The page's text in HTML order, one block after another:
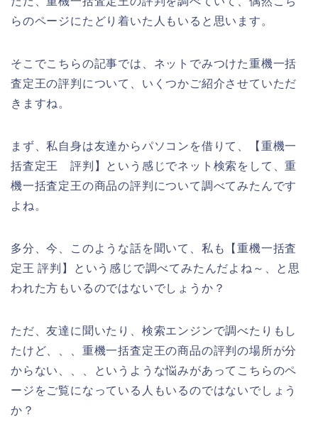
らのページにたどり着いた人もいると思います。
そこでこちらの記事では、ネットでみつけた重機一括
査定王の評判について、いくつかご紹介させていただ
きますね。
まず、私自身は友達からパソコンを借りて、【重機一
括査定王 評判】という感じでネット検索をして、重
機一括査定王の商品の評判について調べてみたんです
よね。
多分、今、このような話を聞いて、私も【重機一括査
定王 評判】という感じで調べてみたんだよね～、と思
われた方もいるのではないでしょうか？
ただ、友達に聞いたり、検索エンジンで調べたりもし
たけど、、、重機一括査定王の商品の評判の場所が分
からない、、、というような悩みがあってこちらのペ
ージをご覧になっている人もいるのではないでしょう
か？